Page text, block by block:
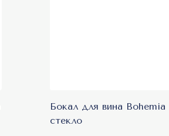
Бокал для вина Bohemia
стекло